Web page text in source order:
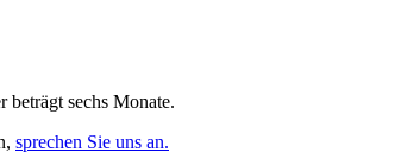
sechs Monate.
sprechen Sie uns an.